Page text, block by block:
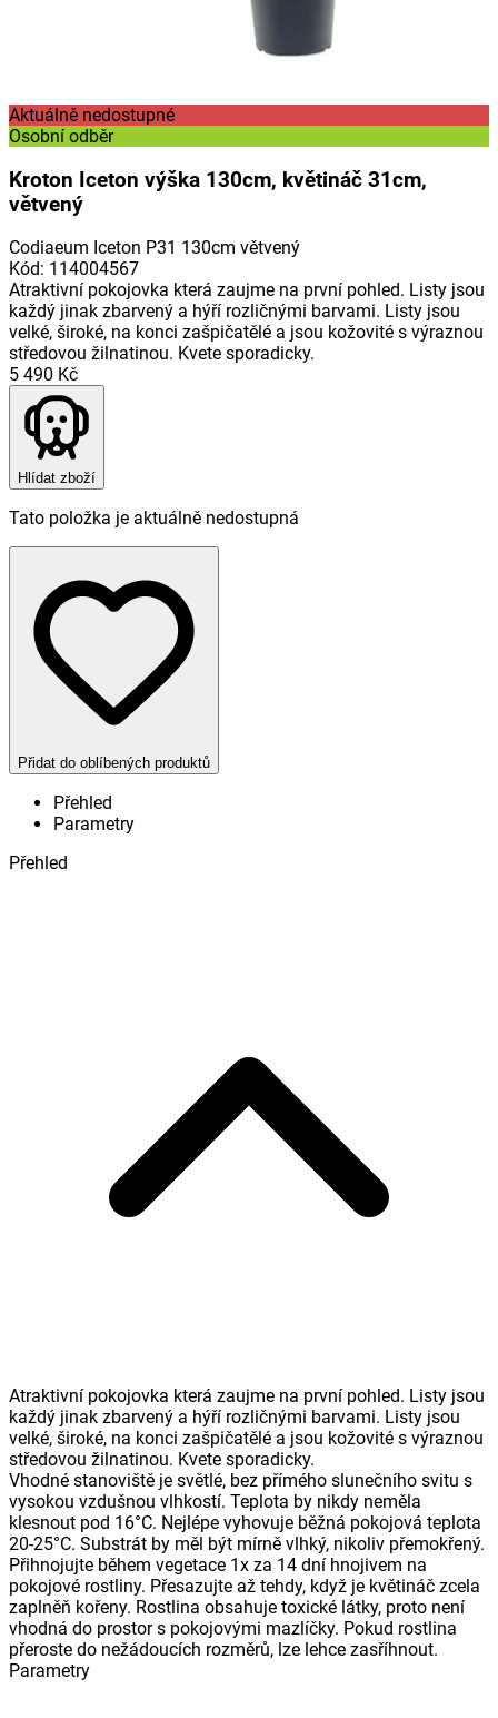
Aktuálně nedostupné
Osobní odběr
Kroton Iceton výška 130cm, květináč 31cm,
větvený
Codiaeum Iceton P31 130cm větvený
Kód: 114004567
Atraktivní pokojovka která zaujme na první pohled. Listy jsou
každý jinak zbarvený a hýří rozličnými barvami. Listy jsou
velké, široké, na konci zašpičatělé a jsou kožovité s výraznou
středovou žilnatinou. Kvete sporadicky.
5 490 Kč
Hlídat zboží
Tato položka je aktuálně nedostupná
Přidat do oblíbených produktů
Přehled
Parametry
Přehled
Atraktivní pokojovka která zaujme na první pohled. Listy jsou
každý jinak zbarvený a hýří rozličnými barvami. Listy jsou
velké, široké, na konci zašpičatělé a jsou kožovité s výraznou
středovou žilnatinou. Kvete sporadicky.
Vhodné stanoviště je světlé, bez přímého slunečního svitu s
vysokou vzdušnou vlhkostí. Teplota by nikdy neměla
klesnout pod 16°C. Nejlépe vyhovuje běžná pokojová teplota
20-25°C. Substrát by měl být mírně vlhký, nikoliv přemokřený.
Přihnojujte během vegetace 1x za 14 dní hnojivem na
pokojové rostliny. Přesazujte až tehdy, když je květináč zcela
zaplněň kořeny. Rostlina obsahuje toxické látky, proto není
vhodná do prostor s pokojovými mazlíčky. Pokud rostlina
přeroste do nežádoucích rozměrů, lze lehce zasříhnout.
Parametry